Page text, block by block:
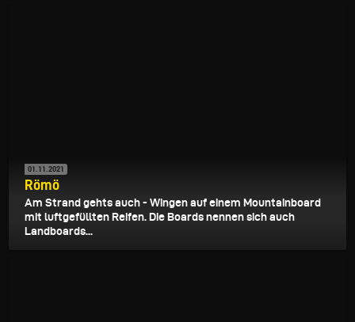
01.11.2021
Römö
Am Strand gehts auch - Wingen auf einem Mountainboard
mit luftgefüllten Reifen. Die Boards nennen sich auch
Landboards...